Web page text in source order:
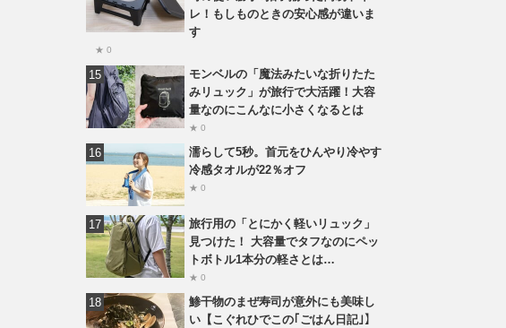
レ！もしものときの安心感が違いま
す
★ 0
モンベルの「魔法みたいな折りたた
みリュック」が旅行で大活躍！大容
量なのにこんなに小さくなるとは
★ 0
濡らして5秒。首元をひんやり冷やす
冷感タオルが22％オフ
★ 0
旅行用の「とにかく軽いリュック」
見つけた！ 大容量でタフなのにペッ
トボトル1本分の軽さとは…
★ 0
鯵干物のまぜ寿司が意外にも美味し
い【こぐれひでこの｢ごはん日記｣】